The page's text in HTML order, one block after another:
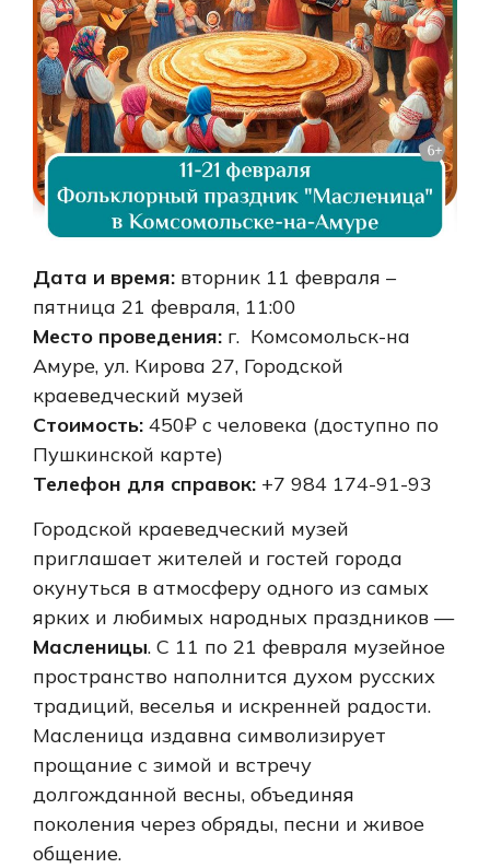
Дата и время: вторник 11 февраля –
пятница 21 февраля, 11:00
Место проведения: г. Комсомольск-на
Амуре, ул. Кирова 27, Городской
краеведческий музей
Стоимость: 450₽ с человека (доступно по
Пушкинской карте)
Телефон для справок: +7 984 174-91-93
Городской краеведческий музей
приглашает жителей и гостей города
окунуться в атмосферу одного из самых
ярких и любимых народных праздников —
Масленицы. С 11 по 21 февраля музейное
пространство наполнится духом русских
традиций, веселья и искренней радости.
Масленица издавна символизирует
прощание с зимой и встречу
долгожданной весны, объединяя
поколения через обряды, песни и живое
общение.